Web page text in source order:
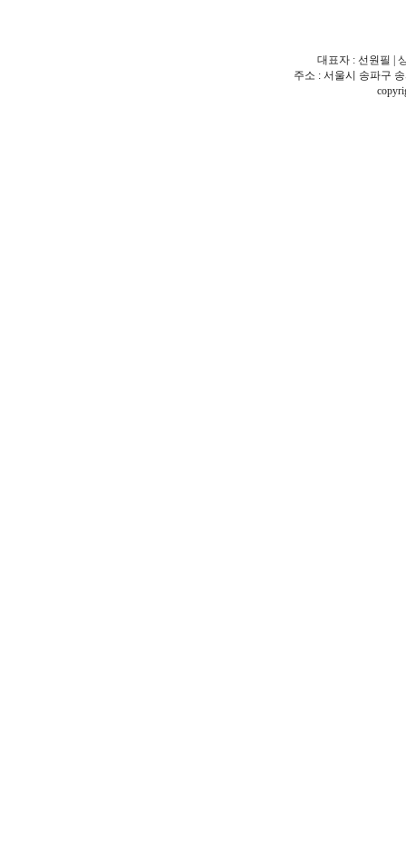
대표자 : 선원필 |
주소 : 서울시 송파구 송